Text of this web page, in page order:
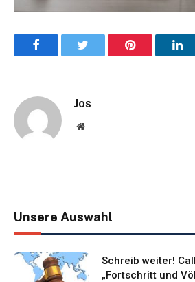
Facebook Pinterest
Jos
Website
Unsere Auswahl
Schreib weiter!
„Fortschritt und